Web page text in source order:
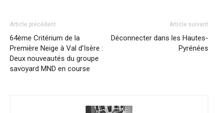
Article précédent
64ème Critérium de la
Première Neige à Val d’Isère :
Deux nouveautés du groupe
savoyard MND en course
Article suivant
Déconnecter dans les Hautes-
Pyrénées